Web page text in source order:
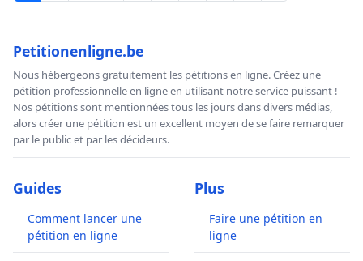
Petitionenligne.be
Nous hébergeons gratuitement les pétitions en ligne. Créez une
pétition professionnelle en ligne en utilisant notre service puissant !
Nos pétitions sont mentionnées tous les jours dans divers médias,
alors créer une pétition est un excellent moyen de se faire remarquer
par le public et par les décideurs.
Guides
Comment lancer une
pétition en ligne
Plus
Faire une pétition en
ligne